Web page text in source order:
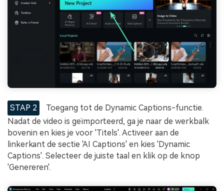
STAP 2
Toegang tot de Dynamic Captions-functie.
Nadat de video is geïmporteerd, ga je naar de werkbalk
bovenin en kies je voor 'Titels'. Activeer aan de
linkerkant de sectie 'AI Captions' en kies 'Dynamic
Captions'. Selecteer de juiste taal en klik op de knop
'Genereren'.